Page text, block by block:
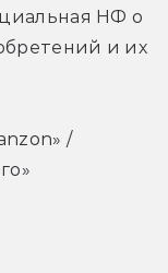
НФ о
и их
/